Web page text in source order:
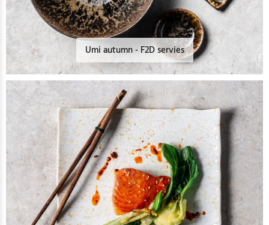
Umi autumn - F2D servies